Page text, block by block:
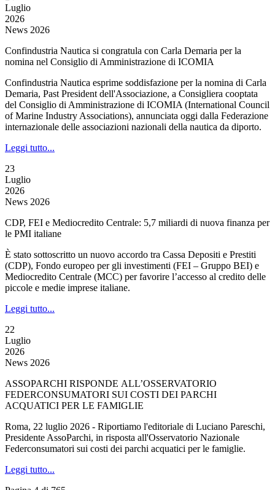
Luglio
2026
News 2026
Confindustria Nautica si congratula con Carla Demaria per la
nomina nel Consiglio di Amministrazione di ICOMIA
Confindustria Nautica esprime soddisfazione per la nomina di Carla
Demaria, Past President dell'Associazione, a Consigliera cooptata
del Consiglio di Amministrazione di ICOMIA (International Council
of Marine Industry Associations), annunciata oggi dalla Federazione
internazionale delle associazioni nazionali della nautica da diporto.
Leggi tutto...
23
Luglio
2026
News 2026
CDP, FEI e Mediocredito Centrale: 5,7 miliardi di nuova finanza per
le PMI italiane
È stato sottoscritto un nuovo accordo tra Cassa Depositi e Prestiti
(CDP), Fondo europeo per gli investimenti (FEI – Gruppo BEI) e
Mediocredito Centrale (MCC) per favorire l’accesso al credito delle
piccole e medie imprese italiane.
Leggi tutto...
22
Luglio
2026
News 2026
ASSOPARCHI RISPONDE ALL’OSSERVATORIO
FEDERCONSUMATORI SUI COSTI DEI PARCHI
ACQUATICI PER LE FAMIGLIE
Roma, 22 luglio 2026 - Riportiamo l'editoriale di Luciano Pareschi,
Presidente AssoParchi, in risposta all'Osservatorio Nazionale
Federconsumatori sui costi dei parchi acquatici per le famiglie.
Leggi tutto...